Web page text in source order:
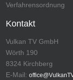
Verfahrensordnung
Kontakt
Vulkan TV GmbH
Wörth 190
8324 Kirchberg
E-Mail: